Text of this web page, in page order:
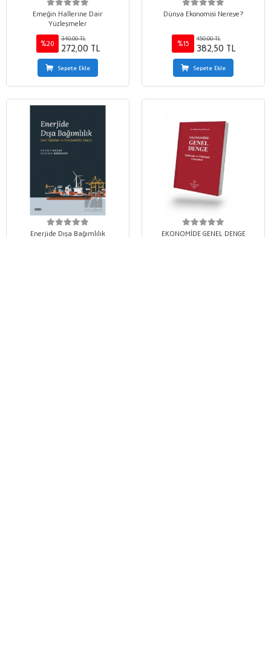
Emeğin Hallerine Dair
Yüzleşmeler
%20
340,00 TL
272,00 TL
Sepete Ekle
Dünya Ekonomisi Nereye?
%15
450,00 TL
382,50 TL
Sepete Ekle
Enerjide Dışa Bağımlılık EKONOMİDE GENEL DENGE